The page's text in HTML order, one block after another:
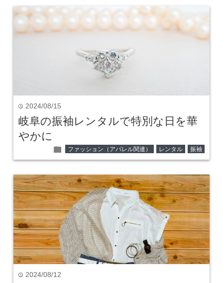
time 2024/08/15
岐阜の振袖レンタルで特別な日を華
やかに
folder ファッション（アパレル関連） レンタル 振袖
time 2024/08/12